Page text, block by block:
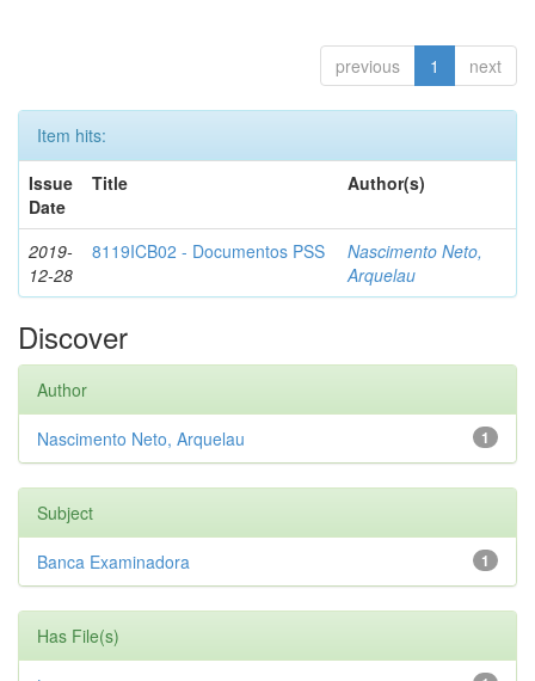
previous 1 next
Item hits:
Issue
Date
Title Author(s)
2019-
12-28
8119ICB02 - Documentos PSS
Nascimento Neto,
Arquelau
Discover
Author
1
Nascimento Neto, Arquelau
Subject
1
Banca Examinadora
Has File(s)